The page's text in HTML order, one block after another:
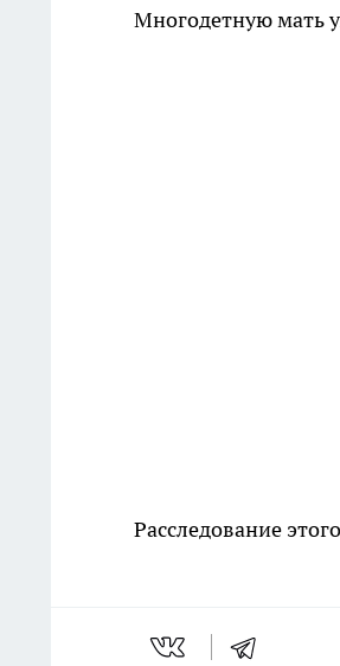
Многодетную мать
Расследование